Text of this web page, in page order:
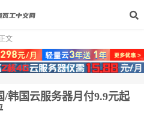
文
韩国云服务器月付9.9元起